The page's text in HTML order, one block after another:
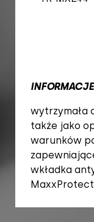
wytrzymała
także jako
warunków
wkładka
MaxxProtect